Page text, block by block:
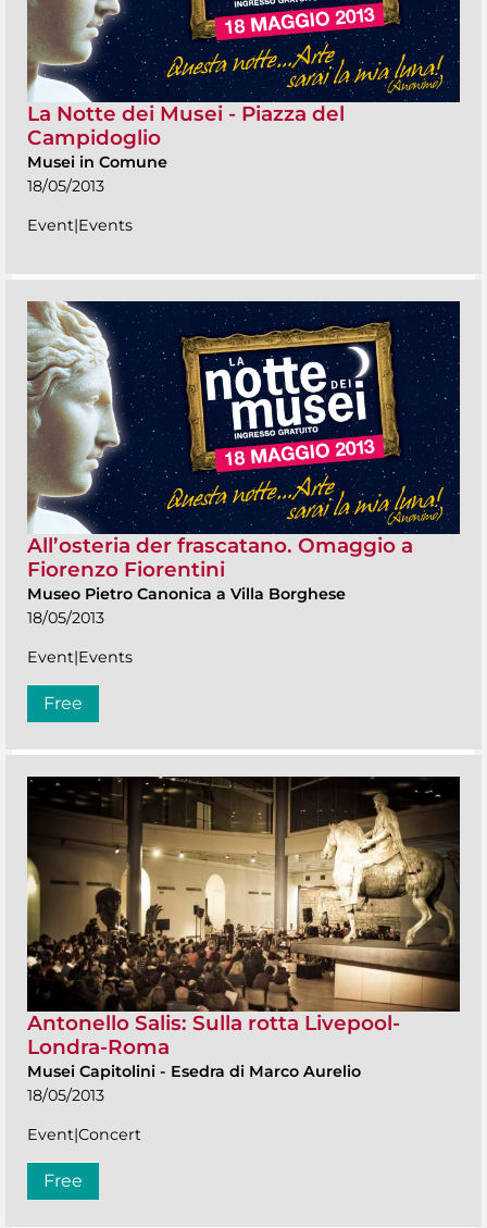
La Notte dei Musei - Piazza del
Campidoglio
Musei in Comune
18/05/2013
Event|Events
All’osteria der frascatano. Omaggio a
Fiorenzo Fiorentini
Museo Pietro Canonica a Villa Borghese
18/05/2013
Event|Events
Free
Antonello Salis: Sulla rotta Livepool-
Londra-Roma
Musei Capitolini - Esedra di Marco Aurelio
18/05/2013
Event|Concert
Free